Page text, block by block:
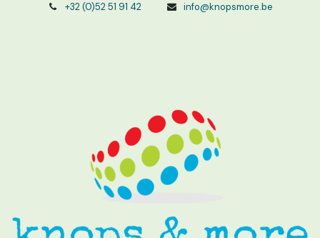
+32 (0)52 51 91 42
info@knopsmore.be